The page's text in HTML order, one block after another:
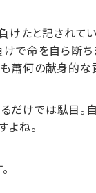
けたと記されて
で命を自ら断ち
蕭何の献身的
だけでは駄目。
よね。